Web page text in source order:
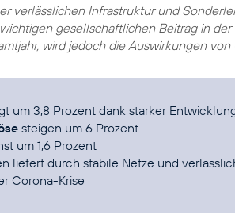
verlässlichen Infrastruktur und
gesellschaftlichen Beitrag in
wird jedoch die Auswirkungen von
um 3,8 Prozent dank starker
steigen um 6 Prozent
um 1,6 Prozent
liefert durch stabile Netze und
Corona-Krise